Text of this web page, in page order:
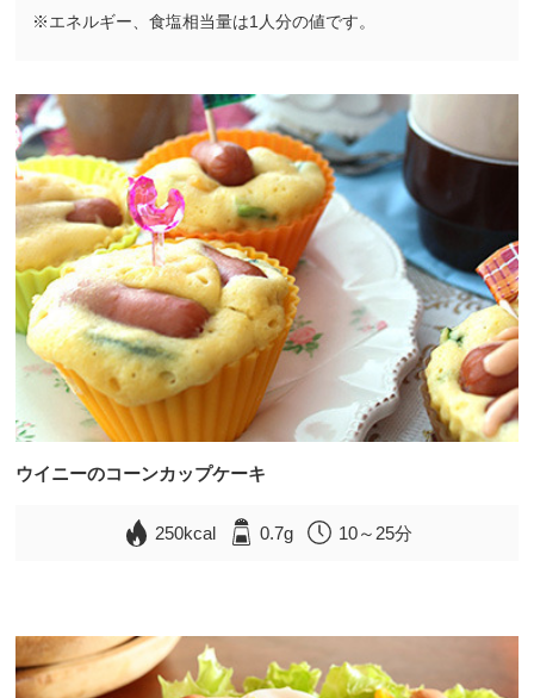
※エネルギー、食塩相当量は1人分の値です。
ウイニーのコーンカップケーキ
250kcal 0.7g 10～25分